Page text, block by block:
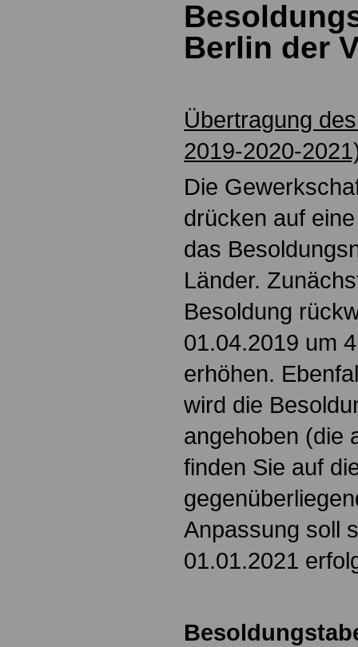
Berlin der
Übertragung
2019-2020-
Die
drücken auf
das
Länder.
Besoldung
01.04.2019 um
erhöhen.
wird die
angehoben (die
finden Sie auf
Anpassung soll
01.01.2021